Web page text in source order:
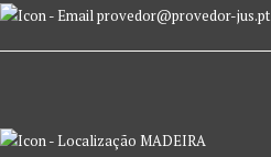
provedor@provedor-jus.pt
MADEIRA